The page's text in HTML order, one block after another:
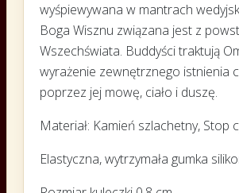
wyśpiewywana w mantrach
Boga Wisznu związana jest z
Wszechświata. Buddyści traktują
wyrażenie zewnętrznego istnienia
poprzez jej mowę, ciało i duszę.
Materiał: Kamień szlachetny, Stop
Elastyczna, wytrzymała gumka